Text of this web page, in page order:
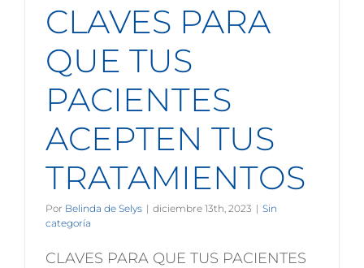
CLAVES PARA
QUE TUS
PACIENTES
ACEPTEN TUS
TRATAMIENTOS
Por Belinda de Selys | diciembre 13th, 2023 | Sin
categoría
CLAVES PARA QUE TUS PACIENTES